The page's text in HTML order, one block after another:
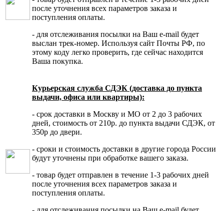
после уточнения всех параметров заказа и
поступления оплаты.
- для отслеживания посылки на Ваш e-mail будет
выслан трек-номер. Используя сайт Почты РФ, по
этому коду легко проверить, где сейчас находится
Ваша покупка.
Курьерская служба СДЭК (доставка до пункта
выдачи, офиса или квартиры):
- срок доставки в Москву и МО от 2 до 3 рабочих
дней, стоимость от 210р. до пункта выдачи СДЭК, от
350р до двери.
- сроки и стоимость доставки в другие города России
будут уточнены при обработке вашего заказа.
- товар будет отправлен в течение 1-3 рабочих дней
после уточнения всех параметров заказа и
поступления оплаты.